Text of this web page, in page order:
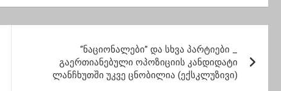
“პა ბლატუ” მოხვდა,
“ნაციონალები” და სხვა პარტიები _
გაერთიანებული ოპოზიციის კანდიდატი
ლანჩხუთში უკვე ცნობილია (ექსკლუზივი)